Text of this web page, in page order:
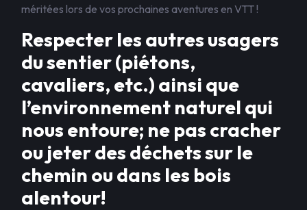
méritées lors de vos prochaines aventures en VTT !
Respecter les autres usagers
du sentier (piétons,
cavaliers, etc.) ainsi que
l’environnement naturel qui
nous entoure; ne pas cracher
ou jeter des déchets sur le
chemin ou dans les bois
alentour!